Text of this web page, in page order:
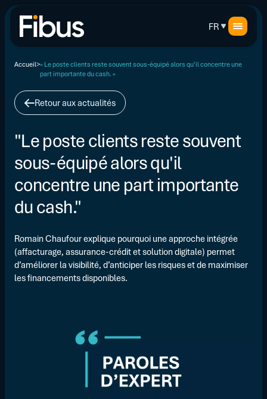
FR
Accueil « Le poste clients reste souvent sous-équipé alors qu’il concentre une
part importante du cash. »
Retour aux actualités
"Le poste clients reste souvent
sous-équipé alors qu'il
concentre une part importante
du cash."
Romain Chaufour explique pourquoi une approche intégrée
(affacturage, assurance-crédit et solution digitale) permet
d’améliorer la visibilité, d’anticiper les risques et de maximiser
les financements disponibles.